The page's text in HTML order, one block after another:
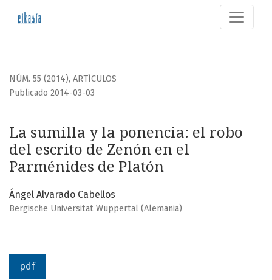
NÚM. 55 (2014), ARTÍCULOS
La sumilla y la ponencia: el robo
del escrito de Zenón en el
Parménides de Platón
Publicado 2014-03-03
Ángel Alvarado Cabellos
Bergische Universität Wuppertal (Alemania)
pdf